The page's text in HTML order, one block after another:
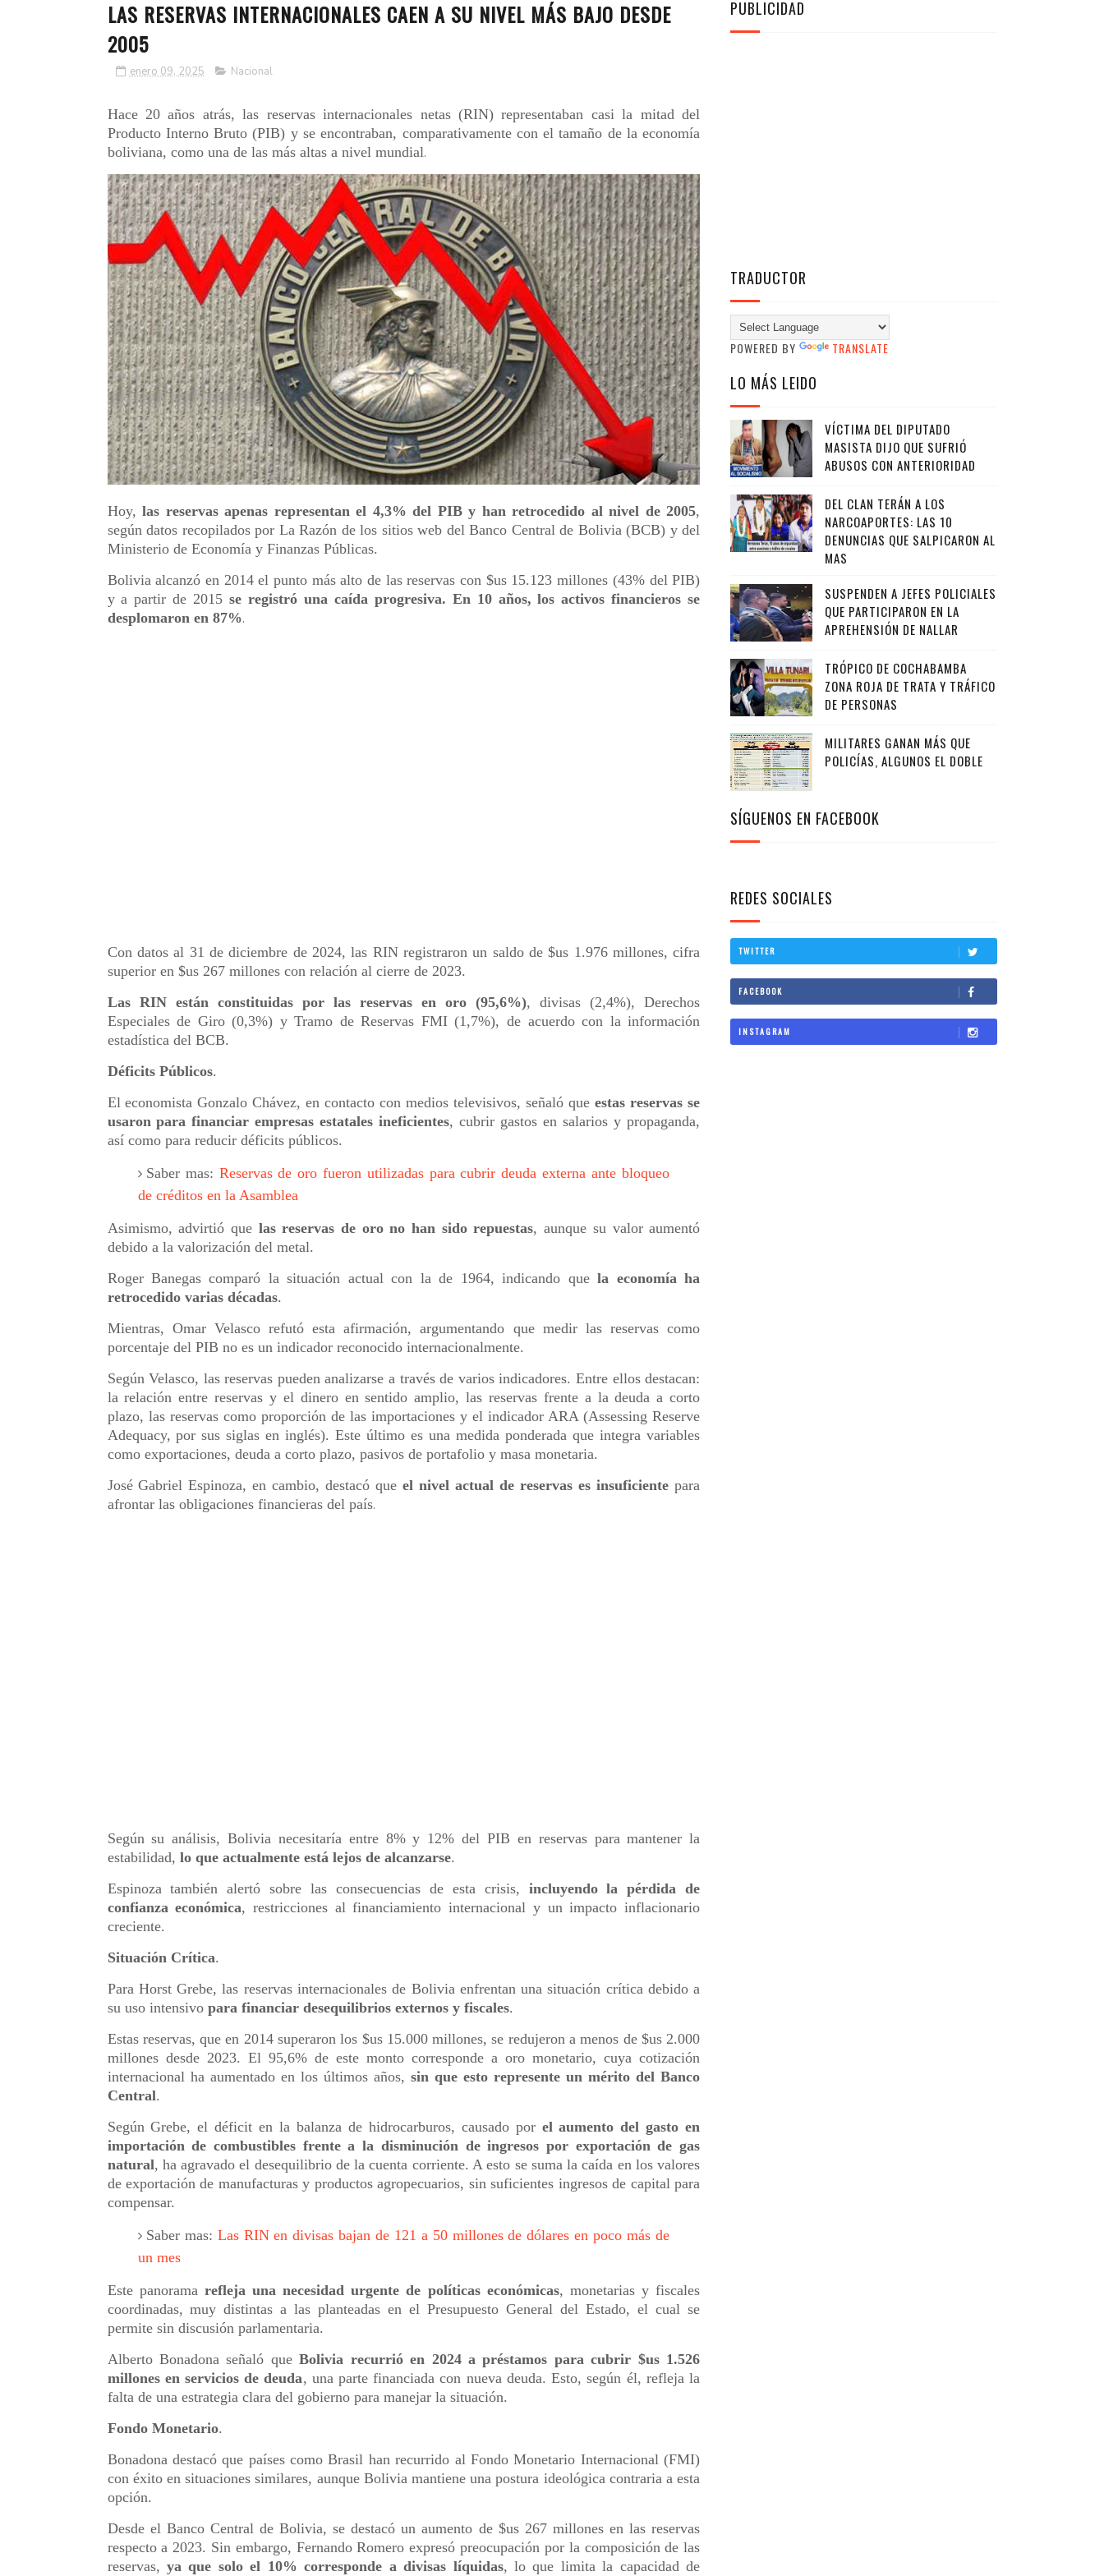
LAS RESERVAS INTERNACIONALES CAEN A SU NIVEL MÁS BAJO DESDE
2005
enero 09, 2025 Nacional
Hace 20 años atrás, las reservas internacionales netas (RIN) representaban casi la mitad del
Producto Interno Bruto (PIB) y se encontraban, comparativamente con el tamaño de la economía
boliviana, como una de las más altas a nivel mundial.
Hoy,las reservas apenas representan el 4,3% del PIB y han retrocedido al nivel de 2005,
según datos recopilados por La Razón de los sitios web del Banco Central de Bolivia (BCB) y del
Ministerio de Economía y Finanzas Públicas.
Bolivia alcanzó en 2014 el punto más alto de las reservas con $us 15.123 millones (43% del PIB)
y a partir de 2015se registró una caída progresiva. En 10 años, los activos financieros se
desplomaron en 87%.
Con datos al 31 de diciembre de 2024, las RIN registraron un saldo de $us 1.976 millones, cifra
superior en $us 267 millones con relación al cierre de 2023.
Las RIN están constituidas por las reservas en oro (95,6%), divisas (2,4%), Derechos
Especiales de Giro (0,3%) y Tramo de Reservas FMI (1,7%), de acuerdo con la información
estadística del BCB.
Déficits Públicos.
El economista Gonzalo Chávez, en contacto con medios televisivos, señaló queestas reservas se
usaron para financiar empresas estatales ineficientes, cubrir gastos en salarios y propaganda,
así como para reducir déficits públicos.
Saber mas: Reservas de oro fueron utilizadas para cubrir deuda externa ante bloqueo
de créditos en la Asamblea
Asimismo, advirtió que las reservas de oro no han sido repuestas, aunque su valor aumentó
debido a la valorización del metal.
Roger Banegas comparó la situación actual con la de 1964, indicando quela economía ha
retrocedido varias décadas.
Mientras, Omar Velasco refutó esta afirmación, argumentando que medir las reservas como
porcentaje del PIB no es un indicador reconocido internacionalmente.
Según Velasco, las reservas pueden analizarse a través de varios indicadores. Entre ellos destacan:
la relación entre reservas y el dinero en sentido amplio, las reservas frente a la deuda a corto
plazo, las reservas como proporción de las importaciones y el indicador ARA (Assessing Reserve
Adequacy, por sus siglas en inglés). Este último es una medida ponderada que integra variables
como exportaciones, deuda a corto plazo, pasivos de portafolio y masa monetaria.
José Gabriel Espinoza, en cambio, destacó queel nivel actual de reservas es insuficiente para
afrontar las obligaciones financieras del país.
Según su análisis, Bolivia necesitaría entre 8% y 12% del PIB en reservas para mantener la
estabilidad, lo que actualmente está lejos de alcanzarse.
Espinoza también alertó sobre las consecuencias de esta crisis, incluyendo la pérdida de
confianza económica, restricciones al financiamiento internacional y un impacto inflacionario
creciente.
Situación Crítica.
Para Horst Grebe, las reservas internacionales de Bolivia enfrentan una situación crítica debido a
su uso intensivo para financiar desequilibrios externos y fiscales.
Estas reservas, que en 2014 superaron los $us 15.000 millones, se redujeron a menos de $us 2.000
millones desde 2023. El 95,6% de este monto corresponde a oro monetario, cuya cotización
internacional ha aumentado en los últimos años, sin que esto represente un mérito del Banco
Central.
Según Grebe, el déficit en la balanza de hidrocarburos, causado por el aumento del gasto en
importación de combustibles frente a la disminución de ingresos por exportación de gas
natural, ha agravado el desequilibrio de la cuenta corriente. A esto se suma la caída en los valores
de exportación de manufacturas y productos agropecuarios, sin suficientes ingresos de capital para
compensar.
Saber mas: Las RIN en divisas bajan de 121 a 50 millones de dólares en poco más de
un mes
Este panorama refleja una necesidad urgente de políticas económicas, monetarias y fiscales
coordinadas, muy distintas a las planteadas en el Presupuesto General del Estado, el cual se
permite sin discusión parlamentaria.
Alberto Bonadona señaló queBolivia recurrió en 2024 a préstamos para cubrir $us 1.526
millones en servicios de deuda, una parte financiada con nueva deuda. Esto, según él, refleja la
falta de una estrategia clara del gobierno para manejar la situación.
Fondo Monetario.
Bonadona destacó que países como Brasil han recurrido al Fondo Monetario Internacional (FMI)
con éxito en situaciones similares, aunque Bolivia mantiene una postura ideológica contraria a esta
opción.
Desde el Banco Central de Bolivia, se destacó un aumento de $us 267 millones en las reservas
respecto a 2023. Sin embargo, Fernando Romero expresó preocupación por la composición de las
reservas, ya que solo el 10% corresponde a divisas líquidas, lo que limita la capacidad de
PUBLICIDAD
TRADUCTOR
POWERED BY TRANSLATE
LO MÁS LEIDO
VÍCTIMA DEL DIPUTADO
MASISTA DIJO QUE SUFRIÓ
ABUSOS CON ANTERIORIDAD
DEL CLAN TERÁN A LOS
NARCOAPORTES: LAS 10
DENUNCIAS QUE SALPICARON AL
MAS
SUSPENDEN A JEFES POLICIALES
QUE PARTICIPARON EN LA
APREHENSIÓN DE NALLAR
TRÓPICO DE COCHABAMBA
ZONA ROJA DE TRATA Y TRÁFICO
DE PERSONAS
MILITARES GANAN MÁS QUE
POLICÍAS, ALGUNOS EL DOBLE
SÍGUENOS EN FACEBOOK
REDES SOCIALES
TWITTER
FACEBOOK
INSTAGRAM